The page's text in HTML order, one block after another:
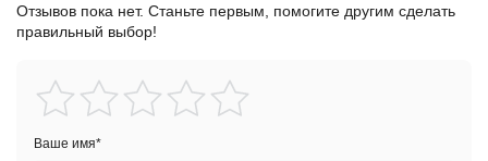
Отзывов пока нет. Станьте первым, помогите другим сделать
правильный выбор!
Ваше имя*